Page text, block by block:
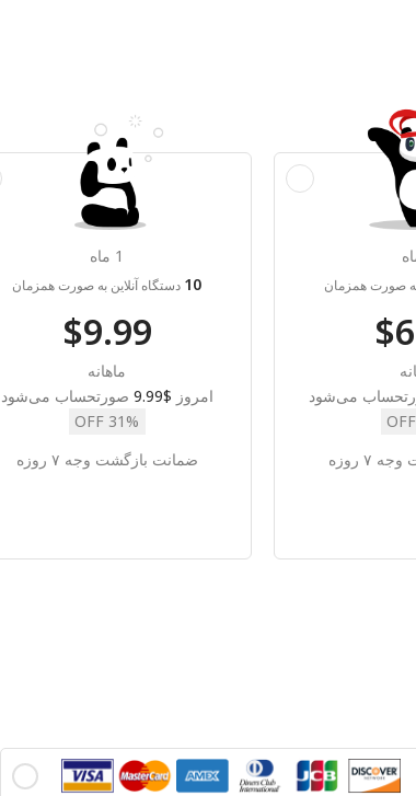
به صورت همزمان
می‌شود
روزه
1 ماه
10 دستگاه آنلاین به صورت همزمان
$9.99
ماهانه
امروز $9.99
صورتحساب می‌شود
31% OFF
ضمانت بازگشت وجه ۷ روزه